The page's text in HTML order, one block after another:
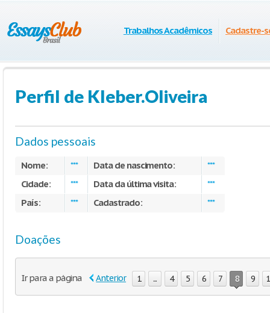
Trabalhos Acadêmicos Cadastre-
Perfil de Kleber.Oliveira
Dados pessoais
Nome: *** Data de nascimento: ***
Cidade: *** Data da última visita: ***
País: *** Cadastrado: ***
Doações
Ir para a página Anterior 1 ... 4 5 6 7 8 9